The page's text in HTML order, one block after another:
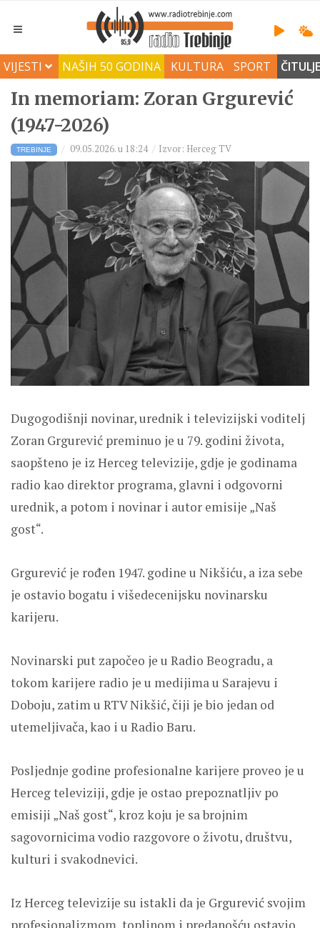
VIJESTI NAŠIH 50 GODINA KULTURA SPORT ČITULJE
In memoriam: Zoran Grgurević
(1947-2026)
TREBINJE 09.05.2026. u 18:24 Izvor: Herceg TV
Dugogodišnji novinar, urednik i televizijski voditelj
Zoran Grgurević preminuo je u 79. godini života,
saopšteno je iz Herceg televizije, gdje je godinama
radio kao direktor programa, glavni i odgovorni
urednik, a potom i novinar i autor emisije „Naš
gost“.
Grgurević je rođen 1947. godine u Nikšiću, a iza sebe
je ostavio bogatu i višedecenijsku novinarsku
karijeru.
Novinarski put započeo je u Radio Beogradu, a
tokom karijere radio je u medijima u Sarajevu i
Doboju, zatim u RTV Nikšić, čiji je bio jedan od
utemeljivača, kao i u Radio Baru.
Posljednje godine profesionalne karijere proveo je u
Herceg televiziji, gdje je ostao prepoznatljiv po
emisiji „Naš gost“, kroz koju je sa brojnim
sagovornicima vodio razgovore o životu, društvu,
kulturi i svakodnevici.
Iz Herceg televizije su istakli da je Grgurević svojim
profesionalizmom, toplinom i predanošću ostavio